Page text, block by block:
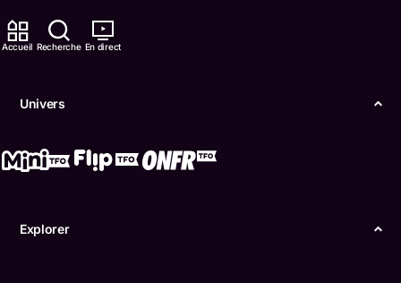
Accueil Recherche En direct
Univers
Explorer
ONFR
Boukili
Confidentialité